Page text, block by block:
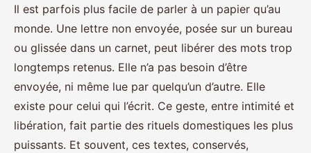
Il est parfois plus facile de parler à un papier qu’au
monde. Une lettre non envoyée, posée sur un bureau
ou glissée dans un carnet, peut libérer des mots trop
longtemps retenus. Elle n’a pas besoin d’être
envoyée, ni même lue par quelqu’un d’autre. Elle
existe pour celui qui l’écrit. Ce geste, entre intimité et
libération, fait partie des rituels domestiques les plus
puissants. Et souvent, ces textes, conservés,